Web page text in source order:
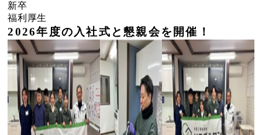
新卒
福利厚生
2026年度の入社式と懇親会を開催！